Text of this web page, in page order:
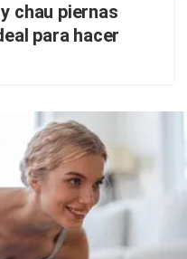
chau piernas
para hacer